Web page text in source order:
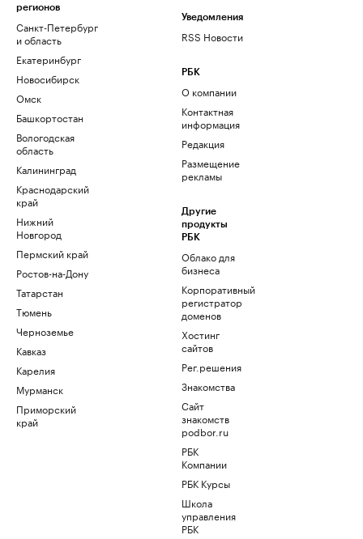
регионов
Санкт-Петербург
и область
Екатеринбург
Новосибирск
Омск
Башкортостан
Вологодская
область
Калининград
Краснодарский
край
Нижний
Новгород
Пермский край
Ростов-на-Дону
Татарстан
Тюмень
Черноземье
Кавказ
Карелия
Мурманск
Приморский
край
Уведомления
RSS Новости
РБК
О компании
Контактная
информация
Редакция
Размещение
рекламы
Другие
продукты
РБК
Облако для
бизнеса
Корпоративный
регистратор
доменов
Хостинг
сайтов
Рег.решения
Знакомства
Сайт
знакомств
podbor.ru
РБК
Компании
РБК Курсы
Школа
управления
РБК